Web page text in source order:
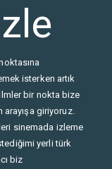
isterken artık
bir nokta bize
giriyoruz.
sinemada izleme
yerli türk
biz